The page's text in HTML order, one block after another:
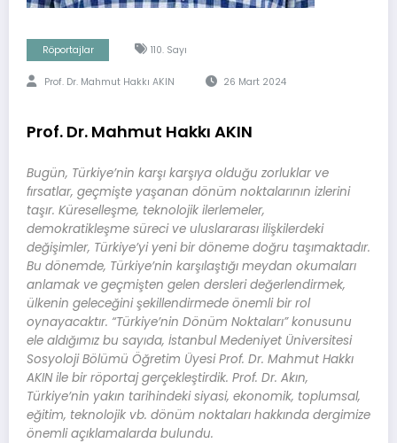
Röportajlar 110. Sayı
Prof. Dr. Mahmut Hakkı AKIN 26 Mart 2024
Prof. Dr. Mahmut Hakkı AKIN
Bugün, Türkiye’nin karşı karşıya olduğu zorluklar ve
fırsatlar, geçmişte yaşanan dönüm noktalarının izlerini
taşır. Küreselleşme, teknolojik ilerlemeler,
demokratikleşme süreci ve uluslararası ilişkilerdeki
değişimler, Türkiye’yi yeni bir döneme doğru taşımaktadır.
Bu dönemde, Türkiye’nin karşılaştığı meydan okumaları
anlamak ve geçmişten gelen dersleri değerlendirmek,
ülkenin geleceğini şekillendirmede önemli bir rol
oynayacaktır. “Türkiye’nin Dönüm Noktaları” konusunu
ele aldığımız bu sayıda, İstanbul Medeniyet Üniversitesi
Sosyoloji Bölümü Öğretim Üyesi Prof. Dr. Mahmut Hakkı
AKIN ile bir röportaj gerçekleştirdik. Prof. Dr. Akın,
Türkiye’nin yakın tarihindeki siyasi, ekonomik, toplumsal,
eğitim, teknolojik vb. dönüm noktaları hakkında dergimize
önemli açıklamalarda bulundu.